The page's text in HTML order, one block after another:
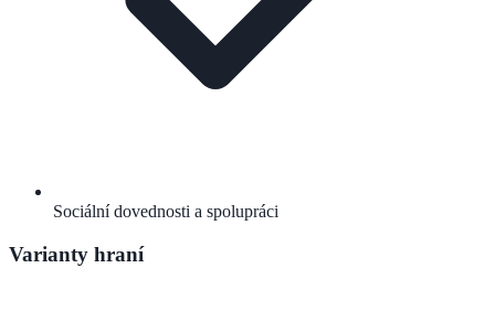
Sociální dovednosti a spolupráci
Varianty hraní